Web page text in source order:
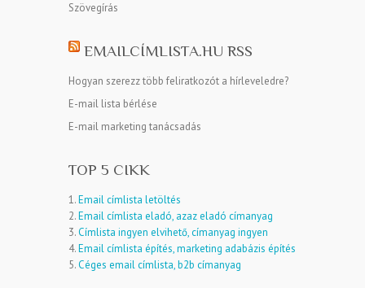
Szövegírás
EMAILCÍMLISTA.HU RSS
Hogyan szerezz több feliratkozót a hírleveledre?
E-mail lista bérlése
E-mail marketing tanácsadás
TOP 5 CIKK
1.Email címlista letöltés
2.Email címlista eladó, azaz eladó címanyag
3.Címlista ingyen elvihető, címanyag ingyen
4.Email címlista építés, marketing adabázis építés
5.Céges email címlista, b2b címanyag